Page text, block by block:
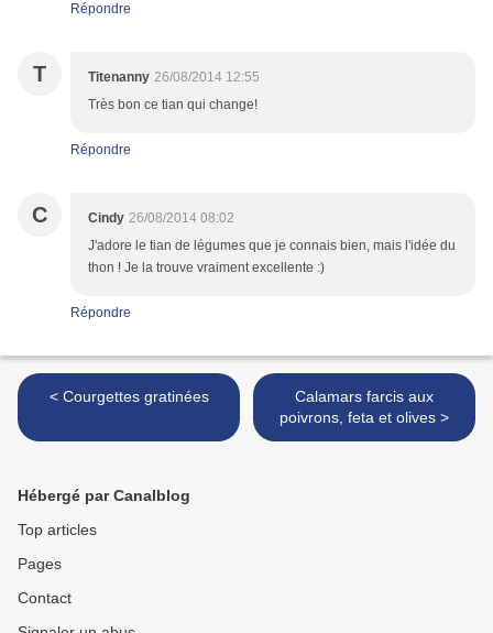
Répondre
T Titenanny 26/08/2014 12:55
Très bon ce tian qui change!
Répondre
C Cindy 26/08/2014 08:02
J'adore le tian de légumes que je connais bien, mais l'idée du
thon ! Je la trouve vraiment excellente :)
Répondre
< Courgettes gratinées
Calamars farcis aux
poivrons, feta et olives >
Hébergé par Canalblog
Top articles
Pages
Contact